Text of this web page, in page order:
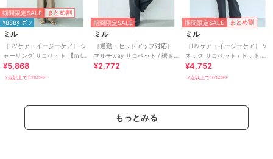
期間限定SALE まとめ割
¥888ｸｰﾎﾟﾝ
ミル
［UVケア・イージーケア］ シ
ャーリング サロペット 【mil/
ミル】
¥5,868
2点以上で10%OFF
期間限定SALE
ミル
［通勤・セットアップ対応］
マルチway サロペット / 裾ド
ロスト バルーン 【mil (ミル)】
¥2,772
期間限定SALE まとめ割
ミル
［UVケア・イージーケア］ V
ネック サロペット / ドット 無
地 【mil/ミル】
¥4,752
2点以上で10%OFF
もっとみる